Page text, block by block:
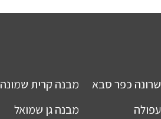
שרונה כפר סבא מבנה קרית שמונה
עפולה מבנה גן שמואל